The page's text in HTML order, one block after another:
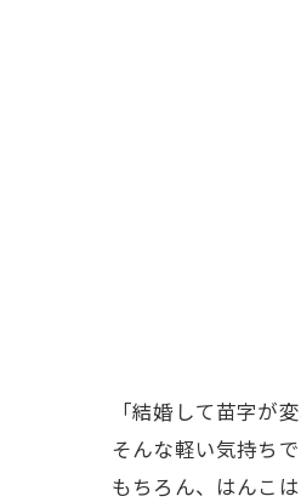
「結婚して苗字が
そんな軽い気持ち
もちろん、はんこ